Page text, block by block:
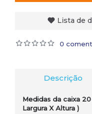
Lista de
0
Descrição
Medidas da caixa
Largura X Altura )